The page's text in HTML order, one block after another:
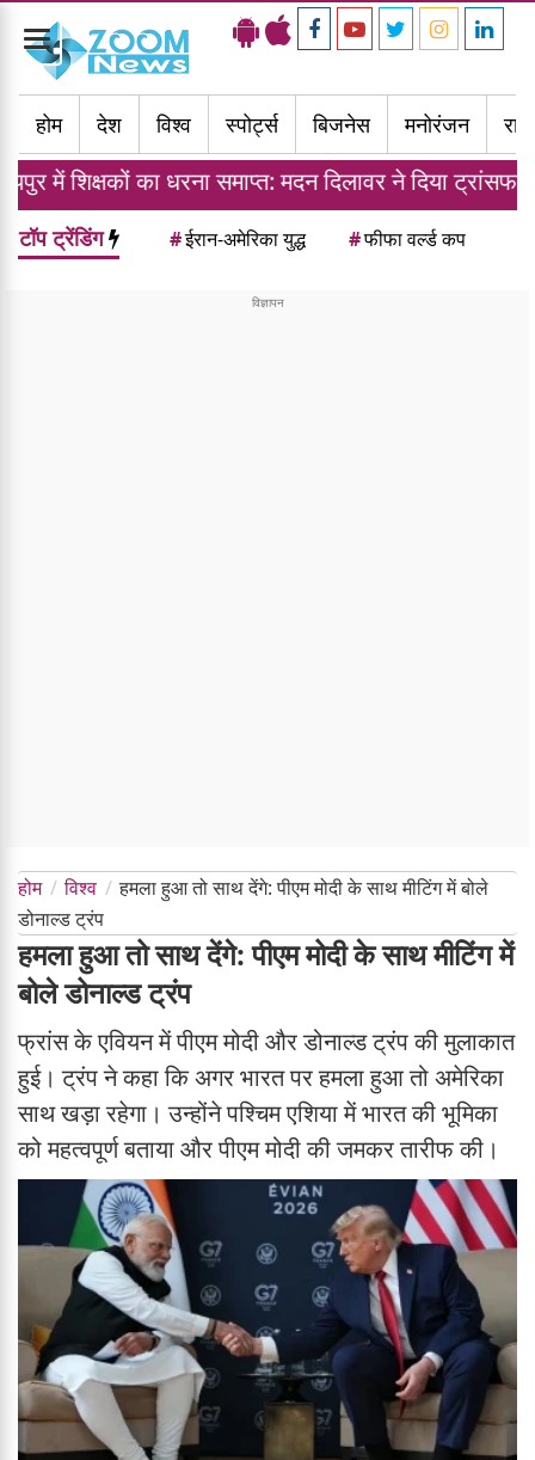
Toggle
navigation
होम
देश विश्व स्पोर्ट्स बिजनेस मनोरंजन
समाप्त: मदन दिलावर ने दिया ट्रांसफर नीति का आश्वासन
टॉप ट्रेंडिंग #ईरान-अमेरिका युद्ध #फीफा वर्ल्ड कप
होम विश्व
हमला हुआ तो साथ देंगे: पीएम मोदी के साथ मीटिंग में बोले
डोनाल्ड ट्रंप
हमला हुआ तो साथ देंगे: पीएम मोदी के साथ मीटिंग में
बोले डोनाल्ड ट्रंप
फ्रांस के एवियन में पीएम मोदी और डोनाल्ड ट्रंप की मुलाकात
हुई। ट्रंप ने कहा कि अगर भारत पर हमला हुआ तो अमेरिका
साथ खड़ा रहेगा। उन्होंने पश्चिम एशिया में भारत की भूमिका
को महत्वपूर्ण बताया और पीएम मोदी की जमकर तारीफ की।